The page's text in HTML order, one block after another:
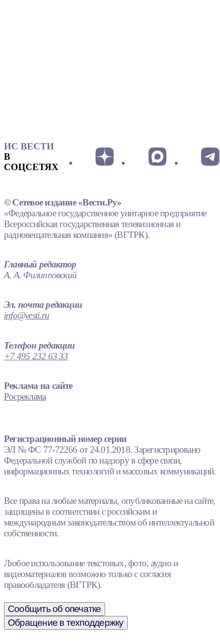
ИС ВЕСТИ
В
СОЦСЕТЯХ
© Сетевое издание «Вести.Ру»
«Федеральное государственное унитарное предприятие
Всероссийская государственная телевизионная и
радиовещательная компания» (ВГТРК).
Главный редактор
А. А. Филипповский
Эл. почта редакции
info@vesti.ru
Телефон редакции
+7 495 232 63 33
Реклама на сайте
Росреклама
Регистрационный номер серии
ЭЛ № ФС 77-72266 от 24.01.2018. Зарегистрировано
Федеральной службой по надзору в сфере связи,
информационных технологий и массовых коммуникаций.
Все права на любые материалы, опубликованные на сайте,
защищены в соответствии с российским и
международным законодательством об интеллектуальной
собственности.
Любое использование текстовых, фото, аудио и
видеоматериалов возможно только с согласия
правообладателя (ВГТРК).
Сообщить об опечатке
Обращение в техподдержку